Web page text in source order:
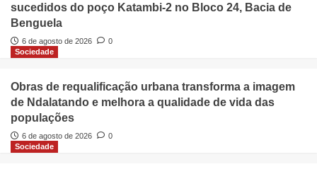
sucedidos do poço Katambi-2 no Bloco 24, Bacia de
Benguela
6 de agosto de 2026
0
Sociedade
Obras de requalificação urbana transforma a imagem
de Ndalatando e melhora a qualidade de vida das
populações
6 de agosto de 2026
0
Sociedade